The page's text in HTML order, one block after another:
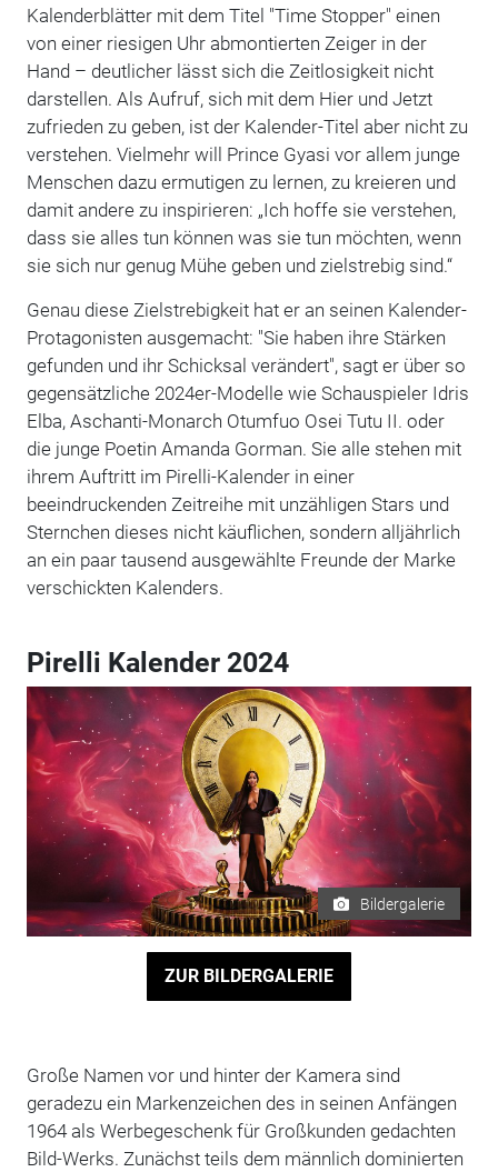
Kalenderblätter mit dem Titel "Time Stopper" einen
von einer riesigen Uhr abmontierten Zeiger in der
Hand – deutlicher lässt sich die Zeitlosigkeit nicht
darstellen. Als Aufruf, sich mit dem Hier und Jetzt
zufrieden zu geben, ist der Kalender-Titel aber nicht zu
verstehen. Vielmehr will Prince Gyasi vor allem junge
Menschen dazu ermutigen zu lernen, zu kreieren und
damit andere zu inspirieren: „Ich hoffe sie verstehen,
dass sie alles tun können was sie tun möchten, wenn
sie sich nur genug Mühe geben und zielstrebig sind.“
Genau diese Zielstrebigkeit hat er an seinen Kalender-
Protagonisten ausgemacht: "Sie haben ihre Stärken
gefunden und ihr Schicksal verändert", sagt er über so
gegensätzliche 2024er-Modelle wie Schauspieler Idris
Elba, Aschanti-Monarch Otumfuo Osei Tutu II. oder
die junge Poetin Amanda Gorman. Sie alle stehen mit
ihrem Auftritt im Pirelli-Kalender in einer
beeindruckenden Zeitreihe mit unzähligen Stars und
Sternchen dieses nicht käuflichen, sondern alljährlich
an ein paar tausend ausgewählte Freunde der Marke
verschickten Kalenders.
Pirelli Kalender 2024
Bildergalerie
ZUR BILDERGALERIE
Große Namen vor und hinter der Kamera sind
geradezu ein Markenzeichen des in seinen Anfängen
1964 als Werbegeschenk für Großkunden gedachten
Bild-Werks. Zunächst teils dem männlich dominierten